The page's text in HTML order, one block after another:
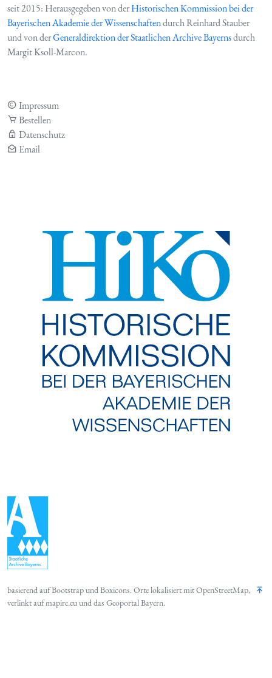
seit 2015: Herausgegeben von derHistorischen Kommission bei der
Bayerischen Akademie der Wissenschaftendurch Reinhard Stauber
und von derGeneraldirektion der Staatlichen Archive Bayernsdurch
Margit Ksoll-Marcon.
Impressum
Bestellen
Datenschutz
Email
basierend aufBootstrapundBoxicons. Orte lokalisiert mitOpenStreetMap,
verlinkt aufmapire.euund das Geoportal Bayern.